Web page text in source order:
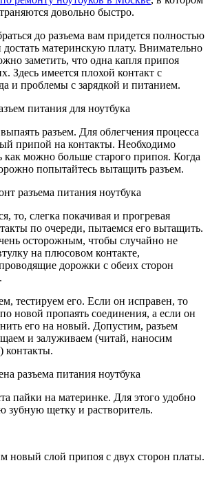
довольно быстро.
до разъема вам придется полностью
достать материнскую плату. Внимательно
заметить, что одна капля припоя
Здесь имеется плохой контакт с
и проблемы с зарядкой и питанием.
разъем. Для облегчения процесса
припой на контакты. Необходимо
как можно больше старого припоя. Когда
попытайтесь вытащить разъем.
то, слегка покачивая и прогревая
по очереди, пытаемся его вытащить.
осторожным, чтобы случайно не
на плюсовом контакте,
дорожки с обеих сторон
тестируем его. Если он исправен, то
новой пропаять соединения, а если он
его на новый. Допустим, разъем
и залуживаем (читай, наносим
контакты.
пайки на материнке. Для этого удобно
зубную щетку и растворитель.
новый слой припоя с двух сторон платы.